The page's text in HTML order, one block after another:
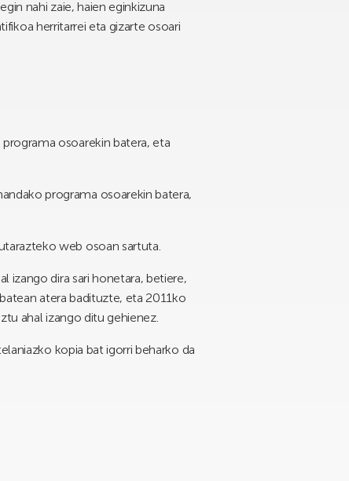
nahi zaie, haien eginkizuna
herritarrei eta gizarte osoari
osoarekin batera, eta
programa osoarekin batera,
web osoan sartuta.
izango dira sari honetara, betiere,
atera badituzte, eta 2011ko
ahal izango ditu gehienez.
kopia bat igorri beharko da